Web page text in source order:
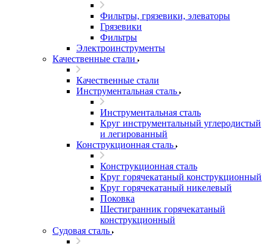
Фильтры, грязевики, элеваторы
Грязевики
Фильтры
Электроинструменты
Качественные стали
Качественные стали
Инструментальная сталь
Инструментальная сталь
Круг инструментальный углеродистый
и легированный
Конструкционная сталь
Конструкционная сталь
Круг горячекатаный конструкционный
Круг горячекатаный никелевый
Поковка
Шестигранник горячекатаный
конструкционный
Судовая сталь